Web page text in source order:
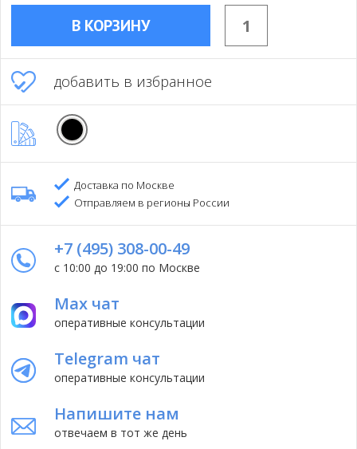
В КОРЗИНУ
добавить в избранное
Доставка по Москве
Отправляем в регионы России
+7 (495) 308-00-49
с 10:00 до 19:00 по Москве
Max чат
оперативные консультации
Telegram чат
оперативные консультации
Напишите нам
отвечаем в тот же день